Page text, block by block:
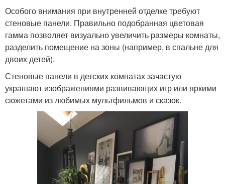
Особого внимания при внутренней отделке требуют
стеновые панели. Правильно подобранная цветовая
гамма позволяет визуально увеличить размеры комнаты,
разделить помещение на зоны (например, в спальне для
двоих детей).
Стеновые панели в детских комнатах зачастую
украшают изображениями развивающих игр или яркими
сюжетами из любимых мультфильмов и сказок.